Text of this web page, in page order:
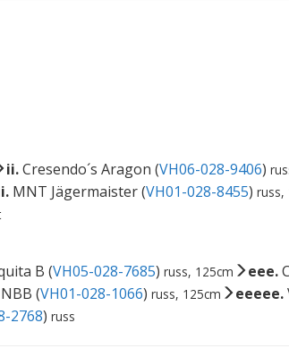
ii.Cresendo´s Aragon (VH06-028-9406)
MNT Jägermaister (VH01-028-8455) russ,
B (VH05-028-7685) russ, 125cm eee.
(VH01-028-1066) russ, 125cm eeeee.
2768) russ